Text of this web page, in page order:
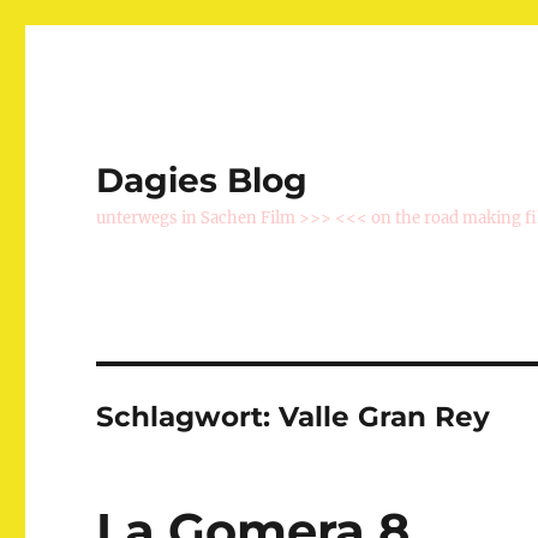
Dagies Blog
unterwegs in Sachen Film >>> <<< on the road making
Schlagwort:Valle Gran Rey